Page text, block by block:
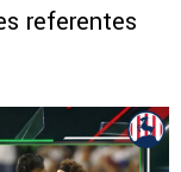
referentes